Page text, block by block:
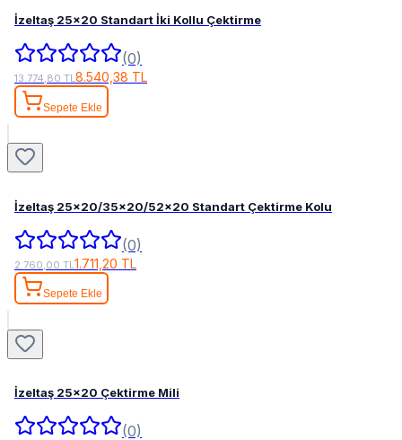
İzeltaş 25x20 Standart İki Kollu Çektirme
(0)
13.774,80 TL8.540,38 TL
Sepete Ekle
İzeltaş 25x20/35x20/52x20 Standart Çektirme Kolu
(0)
2.760,00 TL1.711,20 TL
Sepete Ekle
İzeltaş 25x20 Çektirme Mili
(0)